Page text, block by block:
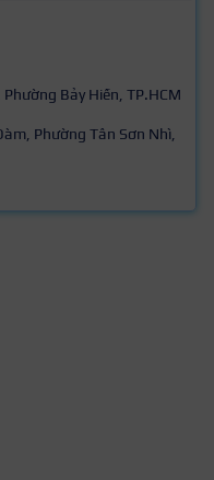
Bảy Hiền, TP.HCM
Phường Tân Sơn Nhì,